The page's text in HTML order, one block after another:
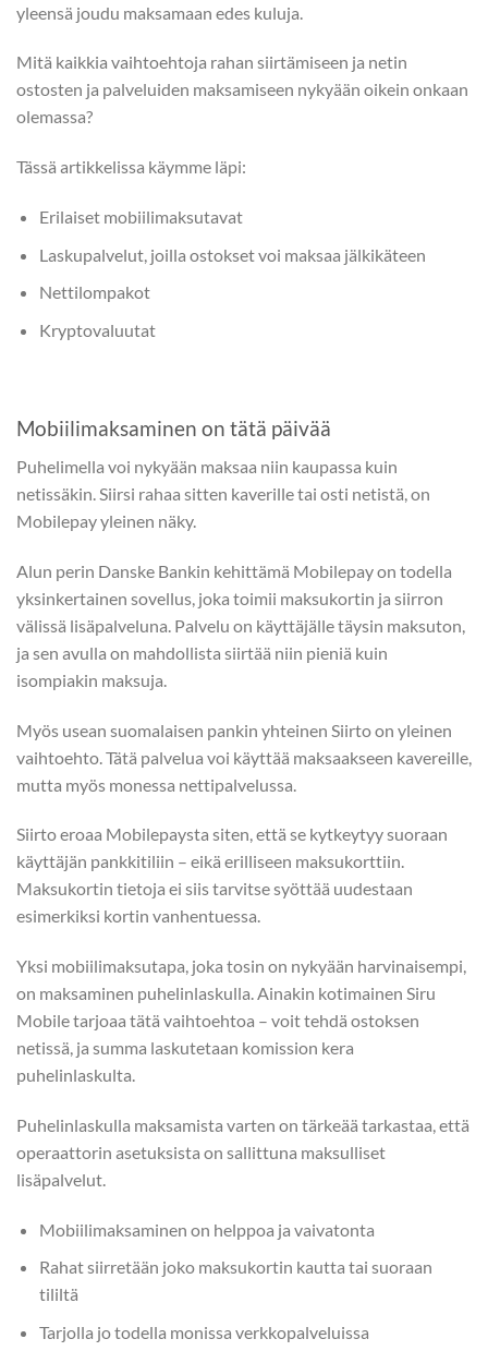
yleensä joudu maksamaan edes kuluja.
Mitä kaikkia vaihtoehtoja rahan siirtämiseen ja netin
ostosten ja palveluiden maksamiseen nykyään oikein onkaan
olemassa?
Tässä artikkelissa käymme läpi:
Erilaiset mobiilimaksutavat
Laskupalvelut, joilla ostokset voi maksaa jälkikäteen
Nettilompakot
Kryptovaluutat
Mobiilimaksaminen on tätä päivää
Puhelimella voi nykyään maksaa niin kaupassa kuin
netissäkin. Siirsi rahaa sitten kaverille tai osti netistä, on
Mobilepay yleinen näky.
Alun perin Danske Bankin kehittämä Mobilepay on todella
yksinkertainen sovellus, joka toimii maksukortin ja siirron
välissä lisäpalveluna. Palvelu on käyttäjälle täysin maksuton,
ja sen avulla on mahdollista siirtää niin pieniä kuin
isompiakin maksuja.
Myös usean suomalaisen pankin yhteinen Siirto on yleinen
vaihtoehto. Tätä palvelua voi käyttää maksaakseen kavereille,
mutta myös monessa nettipalvelussa.
Siirto eroaa Mobilepaysta siten, että se kytkeytyy suoraan
käyttäjän pankkitiliin – eikä erilliseen maksukorttiin.
Maksukortin tietoja ei siis tarvitse syöttää uudestaan
esimerkiksi kortin vanhentuessa.
Yksi mobiilimaksutapa, joka tosin on nykyään harvinaisempi,
on maksaminen puhelinlaskulla. Ainakin kotimainen Siru
Mobile tarjoaa tätä vaihtoehtoa – voit tehdä ostoksen
netissä, ja summa laskutetaan komission kera
puhelinlaskulta.
Puhelinlaskulla maksamista varten on tärkeää tarkastaa, että
operaattorin asetuksista on sallittuna maksulliset
lisäpalvelut.
Mobiilimaksaminen on helppoa ja vaivatonta
Rahat siirretään joko maksukortin kautta tai suoraan
tililtä
Tarjolla jo todella monissa verkkopalveluissa